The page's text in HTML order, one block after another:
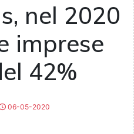
nel 2020
imprese
42%
06-05-2020